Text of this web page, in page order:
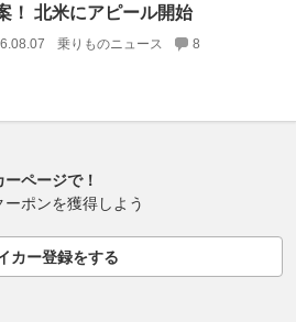
！ 北米にアピール開始
乗りものニュース 8
ページで！
ポンを獲得しよう
カー登録をする